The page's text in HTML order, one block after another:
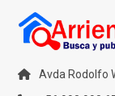
Avda Rodolfo